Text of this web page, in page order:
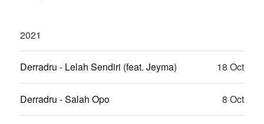
2021
Derradru - Lelah Sendiri (feat. Jeyma) 18 Oct
Derradru - Salah Opo 8 Oct